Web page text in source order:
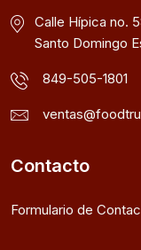
Calle Hípica no.
Santo Domingo
849-505-1801
Contacto
Formulario de